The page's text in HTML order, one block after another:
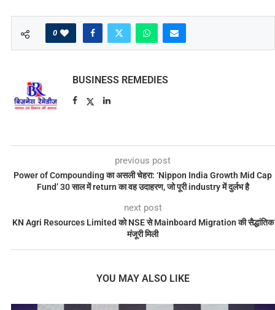
0
BUSINESS REMEDIES
previous post
Power of Compounding का असली चेहरा: ‘Nippon India Growth Mid Cap
Fund’ 30 साल में return का वह उदाहरण, जो पूरी industry में दुर्लभ है
next post
KN Agri Resources Limited को NSE से Mainboard Migration की सैद्धांतिक
मंजूरी मिली
YOU MAY ALSO LIKE